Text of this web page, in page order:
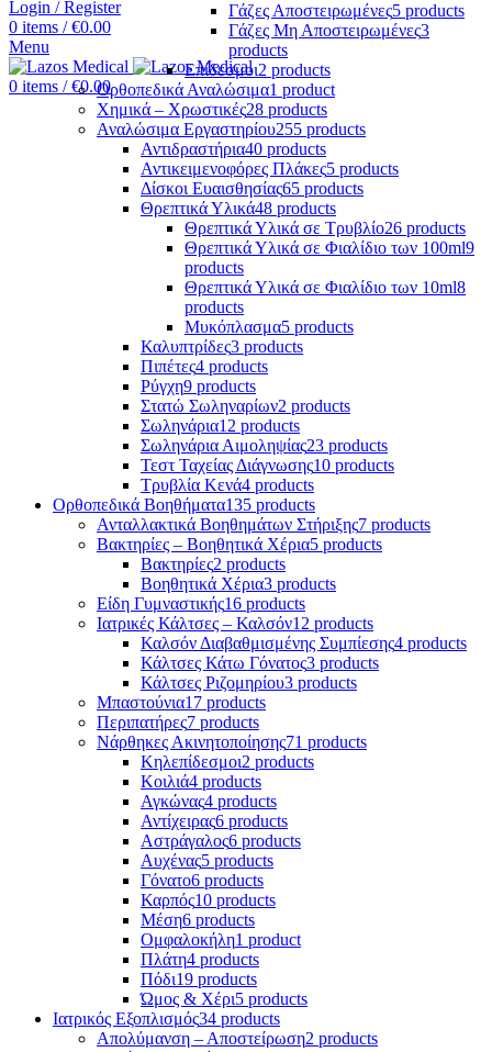
Login / Register
0 items / €0.00
Menu
0 items / €0.00
Γάζες Αποστειρωμένες5 products
Γάζες Μη Αποστειρωμένες3
products
Επίδεσμοι2 products
Ορθοπεδικά Αναλώσιμα1 product
Χημικά – Χρωστικές28 products
Αναλώσιμα Εργαστηρίου255 products
Αντιδραστήρια40 products
Αντικειμενοφόρες Πλάκες5 products
Δίσκοι Ευαισθησίας65 products
Θρεπτικά Υλικά48 products
Θρεπτικά Υλικά σε Τρυβλίο26 products
Θρεπτικά Υλικά σε Φιαλίδιο των 100ml9
products
Θρεπτικά Υλικά σε Φιαλίδιο των 10ml8
products
Μυκόπλασμα5 products
Καλυπτρίδες3 products
Πιπέτες4 products
Ρύγχη9 products
Στατώ Σωληναρίων2 products
Σωληνάρια12 products
Σωληνάρια Αιμοληψίας23 products
Τεστ Ταχείας Διάγνωσης10 products
Τρυβλία Κενά4 products
Ορθοπεδικά Βοηθήματα135 products
Ανταλλακτικά Βοηθημάτων Στήριξης7 products
Βακτηρίες – Βοηθητικά Χέρια5 products
Βακτηρίες2 products
Βοηθητικά Χέρια3 products
Είδη Γυμναστικής16 products
Ιατρικές Κάλτσες – Καλσόν12 products
Καλσόν Διαβαθμισμένης Συμπίεσης4 products
Κάλτσες Κάτω Γόνατος3 products
Κάλτσες Ριζομηρίου3 products
Μπαστούνια17 products
Περιπατήρες7 products
Νάρθηκες Ακινητοποίησης71 products
Κηλεπίδεσμοι2 products
Κοιλιά4 products
Αγκώνας4 products
Αντίχειρας6 products
Αστράγαλος6 products
Αυχένας5 products
Γόνατο6 products
Καρπός10 products
Μέση6 products
Ομφαλοκήλη1 product
Πλάτη4 products
Πόδι19 products
Ώμος & Χέρι5 products
Ιατρικός Εξοπλισμός34 products
Απολύμανση – Αποστείρωση2 products